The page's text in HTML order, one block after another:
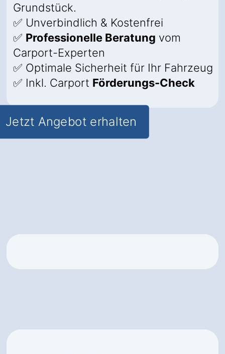
Grundstück.
✅ Unverbindlich & Kostenfrei
✅ Professionelle Beratung vom
Carport-Experten
✅ Optimale Sicherheit für Ihr Fahrzeug
✅ Inkl. Carport Förderungs-Check
Jetzt Angebot erhalten